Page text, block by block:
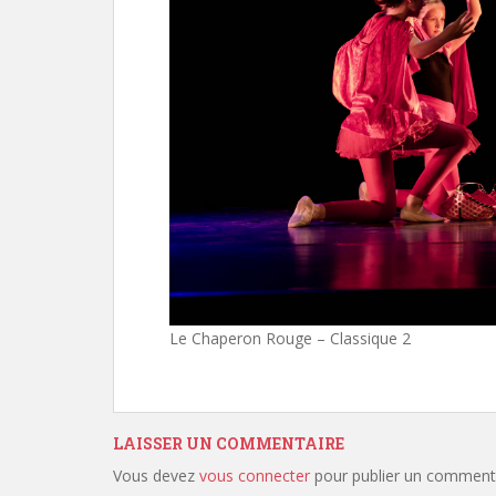
Le Chaperon Rouge – Classique 2
LAISSER UN COMMENTAIRE
Vous devez vous connecter pour publier un